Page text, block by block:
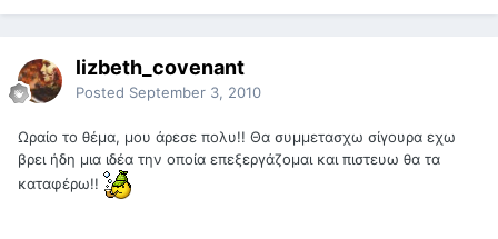
lizbeth_covenant
Posted September 3, 2010
Ωραίο το θέμα, μου άρεσε πολυ!! Θα συμμετασχω σίγουρα εχω
βρει ήδη μια ιδέα την οποία επεξεργάζομαι και πιστευω θα τα
καταφέρω!!